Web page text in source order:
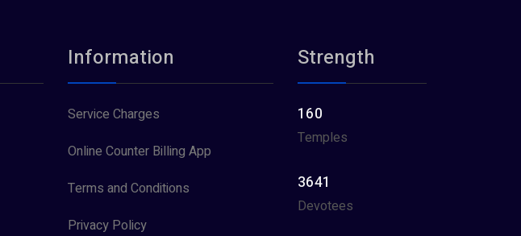
Information
Service Charges
Online Counter Billing App
Terms and Conditions
Privacy Policy
Strength
160
Temples
3641
Devotees